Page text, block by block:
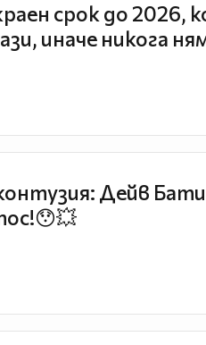
срок до 2026,
иначе никога
Дейв